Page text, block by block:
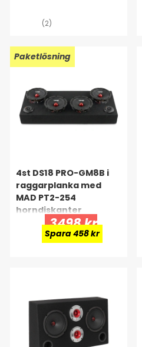
(2)
Paketlösning
4st DS18 PRO-GM8B i
raggarplanka med
MAD PT2-254
horndiskanter
3498 kr
Spara 458 kr